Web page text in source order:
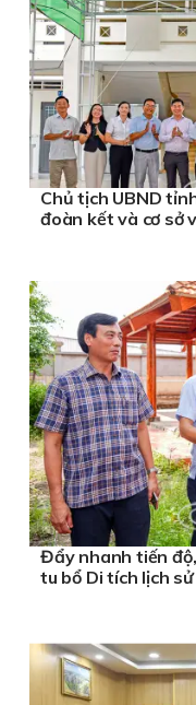
Chủ tịch UBND
đoàn kết và cơ sở
Đẩy nhanh tiến
tu bổ Di tích